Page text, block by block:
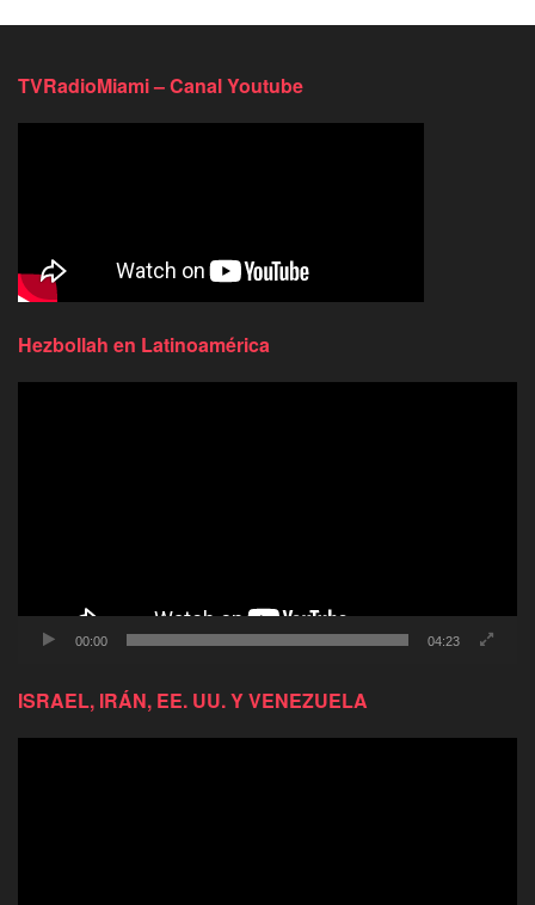
TVRadioMiami – Canal Youtube
Hezbollah en Latinoamérica
00:00 04:23
ISRAEL, IRÁN, EE. UU. Y VENEZUELA